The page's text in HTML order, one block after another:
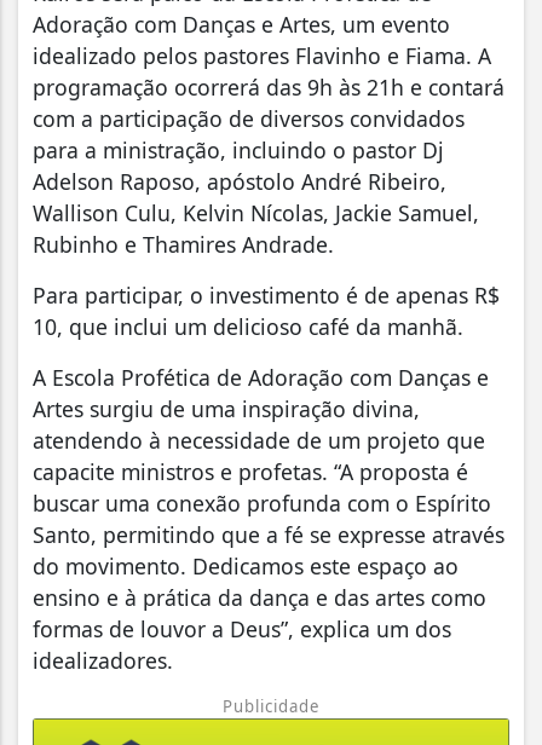
Adoração com Danças e Artes, um evento
idealizado pelos pastores Flavinho e Fiama. A
programação ocorrerá das 9h às 21h e contará
com a participação de diversos convidados
para a ministração, incluindo o pastor Dj
Adelson Raposo, apóstolo André Ribeiro,
Wallison Culu, Kelvin Nícolas, Jackie Samuel,
Rubinho e Thamires Andrade.
Para participar, o investimento é de apenas R$
10, que inclui um delicioso café da manhã.
A Escola Profética de Adoração com Danças e
Artes surgiu de uma inspiração divina,
atendendo à necessidade de um projeto que
capacite ministros e profetas. “A proposta é
buscar uma conexão profunda com o Espírito
Santo, permitindo que a fé se expresse através
do movimento. Dedicamos este espaço ao
ensino e à prática da dança e das artes como
formas de louvor a Deus”, explica um dos
idealizadores.
Publicidade